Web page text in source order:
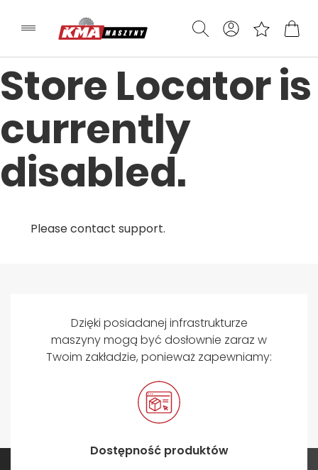
Store Locator is
currently
disabled.
Please contact support.
Dzięki posiadanej infrastrukturze
maszyny mogą być dosłownie zaraz w
Twoim zakładzie, ponieważ zapewniamy:
Dostępność produktów